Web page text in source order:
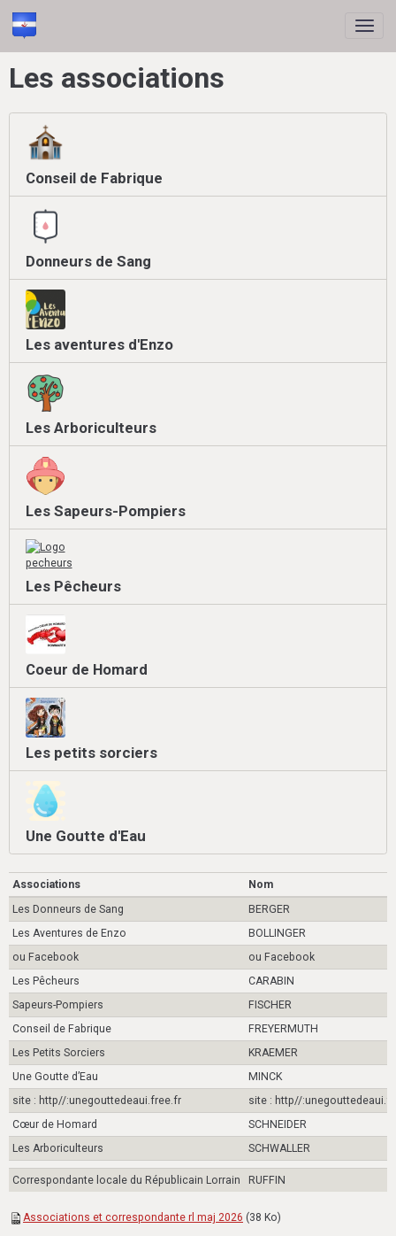
Les associations
Conseil de Fabrique
Donneurs de Sang
Les aventures d'Enzo
Les Arboriculteurs
Les Sapeurs-Pompiers
Les Pêcheurs
Coeur de Homard
Les petits sorciers
Une Goutte d'Eau
Associations
Nom
Les Donneurs de Sang
BERGER
Les Aventures de Enzo
BOLLINGER
ou Facebook
ou Facebook
Les Pêcheurs
CARABIN
Sapeurs-Pompiers
FISCHER
Conseil de Fabrique
FREYERMUTH
Les Petits Sorciers
KRAEMER
Une Goutte d’Eau
MINCK
site : http//:unegouttedeaui.free.fr
site : http//
Cœur de Homard
SCHNEIDER
Les Arboriculteurs
SCHWALLER
Correspondante locale du Républicain Lorrain RUFFIN
Associations et correspondante rl maj 2026 (38 Ko)